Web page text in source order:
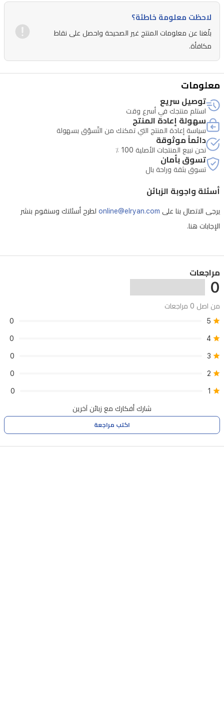
بالمشمش
وأوراق
البنفسج
والريحان
مضيفاً
زهرية
فاكهية.
وتستمر
القاعدة
بثمر
التين،
البلح،
الأمبريت
موفرة
عمقًا
دافئًا
وريفًا.
الزجاجة
أزرق
تعكس
لاحظت معلومة خاطئة؟
بلّغنا عن معلومات المنتج غير الصحيحة واحصل على نقاط
مكافأة.
معلومات
توصيل سريع
استلم منتجك في أسرع وقت
سهولة إعادة المنتج
سياسة إعادة المنتج التي تمكنك من التّسوّق بسهولة
دائماً موثوقة
نحن نبيع المنتجات الأصلية 100 ٪
تسوق بأمان
تسوق بثقة وراحة بال
أسئلة واجوبة الزبائن
يرجى الاتصال بنا على online@elryan.com لطرح أسئلتك وسنقوم بنشر
الإجابات هنا.
مراجعات
0
من اصل 0 مراجعات
5
0
4
0
3
0
2
0
1
0
شارك أفكارك مع زبائن آخرين
اكتب مراجعة